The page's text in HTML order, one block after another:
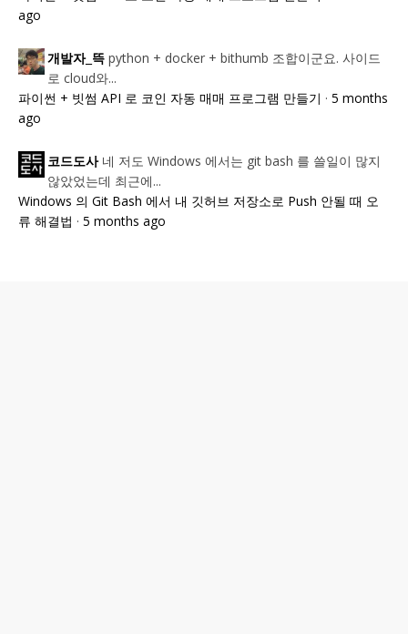
ago
개발자_뜩 python + docker + bithumb 조합이군요. 사이드
로 cloud와...
파이썬 + 빗썸 API 로 코인 자동 매매 프로그램 만들기 · 5 months
ago
코드도사 네 저도 Windows 에서는 git bash 를 쓸일이 많지
않았었는데 최근에...
Windows 의 Git Bash 에서 내 깃허브 저장소로 Push 안될 때 오
류 해결법 · 5 months ago